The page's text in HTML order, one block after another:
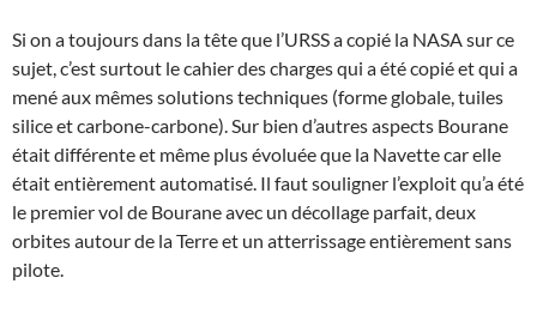
Si on a toujours dans la tête que l’URSS a copié la NASA sur ce
sujet, c’est surtout le cahier des charges qui a été copié et qui a
mené aux mêmes solutions techniques (forme globale, tuiles
silice et carbone-carbone). Sur bien d’autres aspects Bourane
était différente et même plus évoluée que la Navette car elle
était entièrement automatisé. Il faut souligner l’exploit qu’a été
le premier vol de Bourane avec un décollage parfait, deux
orbites autour de la Terre et un atterrissage entièrement sans
pilote.